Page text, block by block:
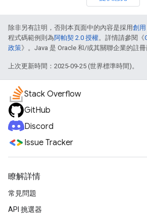
除非另有註明，否則本頁面中的內容是採用創用
程式碼範例則為阿帕契 2.0 授權。詳情請參閱《
政策》。Java 是 Oracle 和/或其關聯企業的註冊
上次更新時間：2025-09-25 (世界標準時間)。
Stack Overflow
GitHub
Discord
Issue Tracker
瞭解詳情
常見問題
API 挑選器